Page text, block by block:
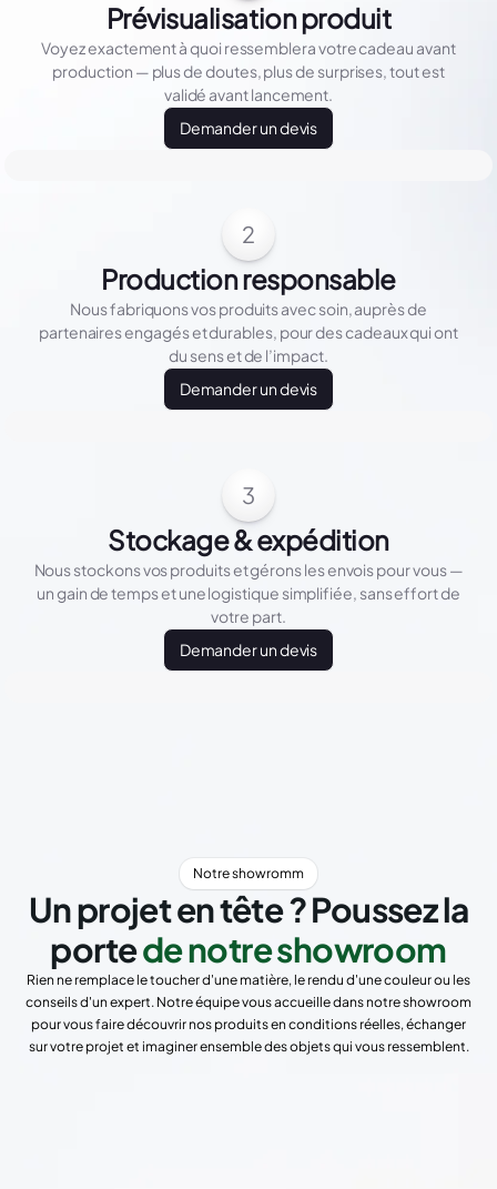
Prévisualisation produit
Voyez exactement à quoi ressemblera votre cadeau avant
production — plus de doutes, plus de surprises, tout est
validé avant lancement.
Demander un devis
2
Production responsable
Nous fabriquons vos produits avec soin, auprès de
partenaires engagés et durables, pour des cadeaux qui ont
du sens et de l’impact.
Demander un devis
3
Stockage & expédition
Nous stockons vos produits et gérons les envois pour vous —
un gain de temps et une logistique simplifiée, sans effort de
votre part.
Demander un devis
Notre showromm
Un projet en tête ? Poussez la
portede notre showroom
Rien ne remplace le toucher d'une matière, le rendu d'une couleur ou les
conseils d'un expert. Notre équipe vous accueille dans notre showroom
pour vous faire découvrir nos produits en conditions réelles, échanger
sur votre projet et imaginer ensemble des objets qui vous ressemblent.